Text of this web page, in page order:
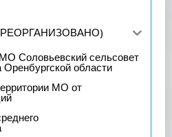
(РЕОРГАНИЗОВАНО)
Соловьевский сельсовет
Оренбургской области
МО от